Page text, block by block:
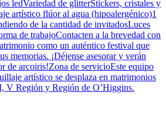
ledVariedad de glitterStickers, cristales y
artístico flúor al agua (hipoalergénico)1
de la cantidad de invitadosLuces
de trabajoContacten a la brevedad con
como un auténtico festival que
memorias. ¡Déjense asesorar y verán
de arcoiris!Zona de servicioEste equipo
artístico se desplaza en matrimonios
V Región y Región de O’Higgins.